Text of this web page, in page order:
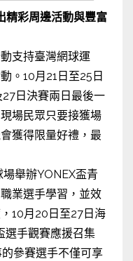
精彩周邊活動與豐富
支持臺灣網球運
。10月21日至25日
日決賽兩日最後一
場民眾只要接獲場
獲得限量好禮，最
舉辦YONEX盃青
業選手學習，並效
10月20日至27日海
選手觀賽應援召集
參賽選手不僅可享